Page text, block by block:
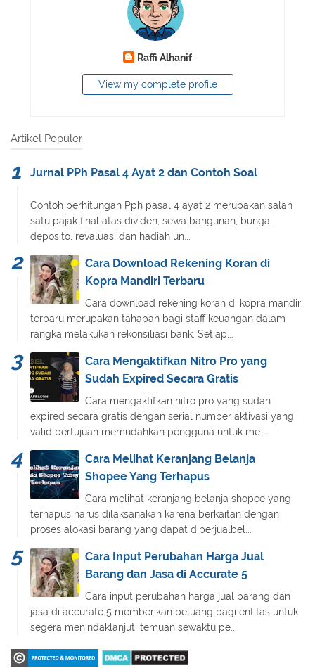
Raffi Alhanif
View my complete profile
Artikel Populer
Jurnal PPh Pasal 4 Ayat 2 dan Contoh Soal
Contoh perhitungan Pph pasal 4 ayat 2 merupakan salah
satu pajak final atas dividen, sewa bangunan, bunga,
deposito, revaluasi dan hadiah un...
Cara Download Rekening Koran di
Kopra Mandiri Terbaru
Cara download rekening koran di kopra mandiri
terbaru merupakan tahapan bagi staff keuangan dalam
rangka melakukan rekonsiliasi bank. Setiap...
Cara Mengaktifkan Nitro Pro yang
Sudah Expired Secara Gratis
Cara mengaktifkan nitro pro yang sudah
expired secara gratis dengan serial number aktivasi yang
valid bertujuan memudahkan pengguna untuk me...
Cara Melihat Keranjang Belanja
Shopee Yang Terhapus
Cara melihat keranjang belanja shopee yang
terhapus harus dilaksanakan karena berkaitan dengan
proses alokasi barang yang dapat diperjualbel...
Cara Input Perubahan Harga Jual
Barang dan Jasa di Accurate 5
Cara input perubahan harga jual barang dan
jasa di accurate 5 memberikan peluang bagi entitas untuk
segera menindaklanjuti temuan sewaktu pe...